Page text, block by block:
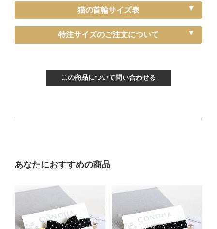
猫の首輪サイズ表
《特注》Sサイズ
首輪サイズ（-5cm特注）
Mサイズ
普通サイズ
サイズの目安（3～5kgの成猫）
《特注》Lサイズ
特注サイズのご注文について
この商品について問い合わせる
あなたにおすすめの商品